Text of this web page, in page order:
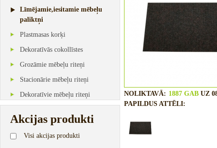
Līmējamie,iesitamie mēbeļu
paliktņi
Plastmasas korķi
Dekoratīvās cokollīstes
Grozāmie mēbeļu riteņi
Stacionārie mēbeļu riteņi
Dekoratīvie mēbeļu riteņi
Akcijas produkti
Visi akcijas produkti
NOLIKTAVĀ: 1887 GAB UZ
PAPILDUS ATTĒLI: